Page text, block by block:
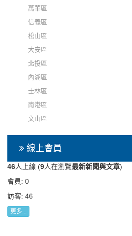
萬華區
信義區
松山區
大安區
北投區
內湖區
士林區
南港區
文山區
線上會員
46人上線 (9人在瀏覽最新新聞與文章)
會員: 0
訪客: 46
更多...